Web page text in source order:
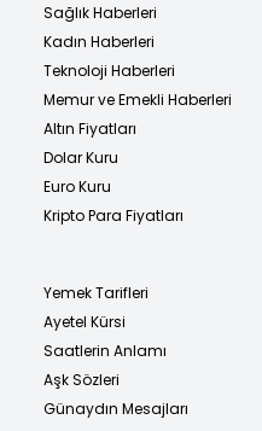
Sağlık Haberleri
Kadın Haberleri
Teknoloji Haberleri
Memur ve Emekli Haberleri
Altın Fiyatları
Dolar Kuru
Euro Kuru
Kripto Para Fiyatları
Yemek Tarifleri
Ayetel Kürsi
Saatlerin Anlamı
Aşk Sözleri
Günaydın Mesajları